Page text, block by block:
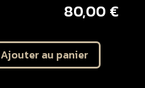
80,00 €
Ajouter au panier